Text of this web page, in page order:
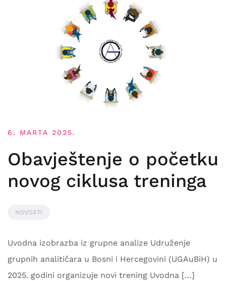
6. MARTA 2025.
Obavještenje o početku
novog ciklusa treninga
NOVOSTI
Uvodna izobrazba iz grupne analize Udruženje
grupnih analitičara u Bosni i Hercegovini (UGAuBiH) u
2025. godini organizuje novi trening Uvodna […]